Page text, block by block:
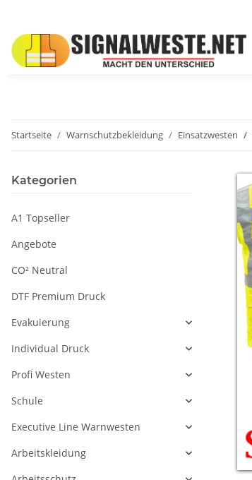
Startseite Warnschutzbekleidung Einsatzwesten
Kategorien
A1 Topseller
Angebote
CO² Neutral
DTF Premium Druck
Evakuierung
Individual Druck
Profi Westen
Schule
Executive Line Warnwesten
Arbeitskleidung